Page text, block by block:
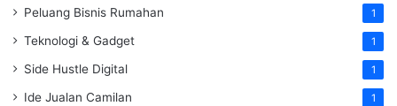
Peluang Bisnis Rumahan 1
Teknologi & Gadget 1
Side Hustle Digital 1
Ide Jualan Camilan 1